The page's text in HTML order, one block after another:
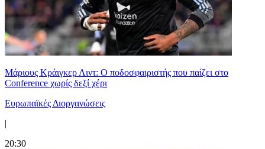
Μάριους Κράιγκερ Λιντ: Ο ποδοσφαιριστής που παίζει στο
Conference χωρίς δεξί χέρι
Ευρωπαϊκές Διοργανώσεις
|
20:30